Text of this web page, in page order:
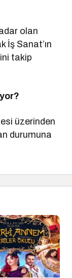
olan
İş Sanat’ın
takip
üzerinden
durumuna